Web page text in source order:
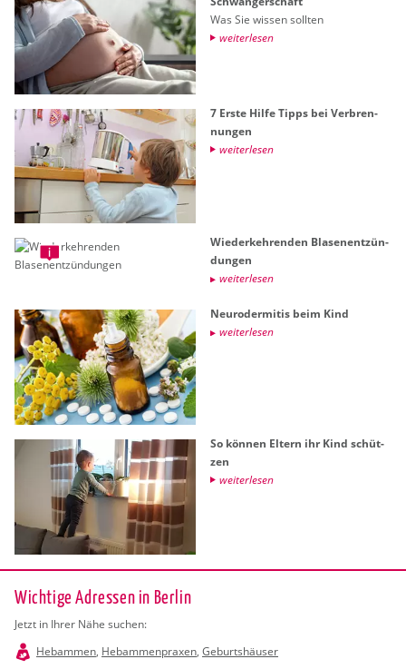
Was Sie wis­sen soll­ten
wei­ter­le­sen
7 Erste Hilfe Tipps bei Ver­bren­
nun­gen
wei­ter­le­sen
Wie­der­keh­ren­den Bla­sen­ent­zün­
dun­gen
wei­ter­le­sen
Neu­ro­der­mi­tis beim Kind
wei­ter­le­sen
So kön­nen El­tern ihr Kind schüt­
zen
wei­ter­le­sen
Wichtige Adressen in Berlin
Jetzt in Ihrer Nähe suchen:
Hebammen, Hebammenpraxen, Geburtshäuser